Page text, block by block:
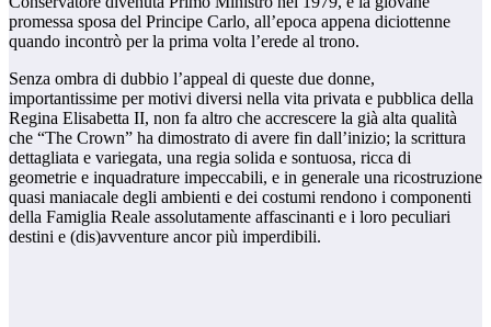
promessa sposa del Principe Carlo, all’epoca appena diciottenne
quando incontrò per la prima volta l’erede al trono.
Senza ombra di dubbio l’appeal di queste due donne,
importantissime per motivi diversi nella vita privata e pubblica della
Regina Elisabetta II, non fa altro che accrescere la già alta qualità
che “The Crown” ha dimostrato di avere fin dall’inizio; la scrittura
dettagliata e variegata, una regia solida e sontuosa, ricca di
geometrie e inquadrature impeccabili, e in generale una ricostruzione
quasi maniacale degli ambienti e dei costumi rendono i componenti
della Famiglia Reale assolutamente affascinanti e i loro peculiari
destini e (dis)avventure ancor più imperdibili.